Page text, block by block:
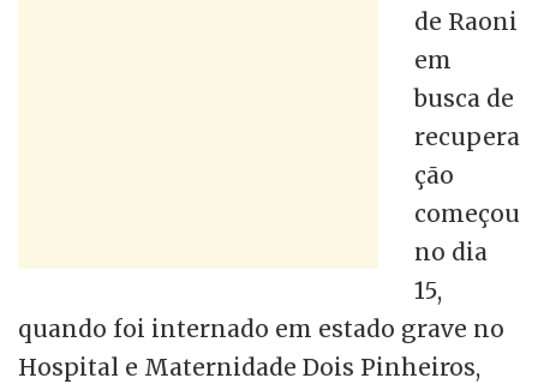
de Raoni
em
busca de
recupera
ção
começou
no dia
15,
quando foi internado em estado grave no
Hospital e Maternidade Dois Pinheiros,